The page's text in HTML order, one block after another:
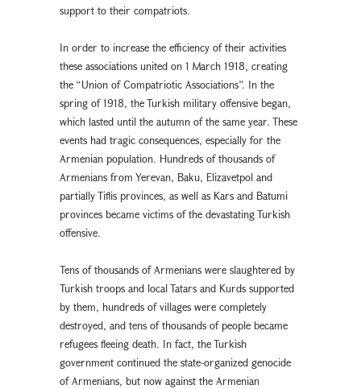
support to their compatriots.
In order to increase the efficiency of their activities
these associations united on 1 March 1918, creating
the “Union of Compatriotic Associations”. In the
spring of 1918, the Turkish military offensive began,
which lasted until the autumn of the same year. These
events had tragic consequences, especially for the
Armenian population. Hundreds of thousands of
Armenians from Yerevan, Baku, Elizavetpol and
partially Tiflis provinces, as well as Kars and Batumi
provinces became victims of the devastating Turkish
offensive.
Tens of thousands of Armenians were slaughtered by
Turkish troops and local Tatars and Kurds supported
by them, hundreds of villages were completely
destroyed, and tens of thousands of people became
refugees fleeing death. In fact, the Turkish
government continued the state-organized genocide
of Armenians, but now against the Armenian